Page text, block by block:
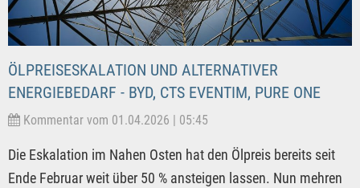
ÖLPREISESKALATION UND ALTERNATIVER
ENERGIEBEDARF - BYD, CTS EVENTIM, PURE ONE
Kommentar vom 01.04.2026 | 05:45
Die Eskalation im Nahen Osten hat den Ölpreis bereits seit
Ende Februar weit über 50 % ansteigen lassen. Nun mehren